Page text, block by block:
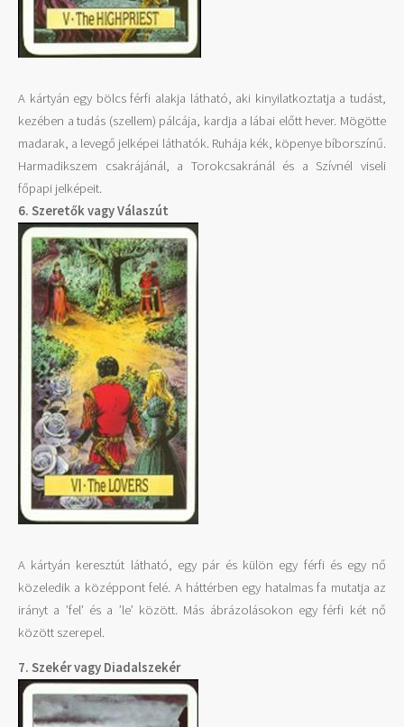
A kártyán egy bölcs férfi alakja látható, aki kinyilatkoztatja a tudást,
kezében a tudás (szellem) pálcája, kardja a lábai előtt hever. Mögötte
madarak, a levegő jelképei láthatók. Ruhája kék, köpenye bíborszínű.
Harmadikszem csakrájánál, a Torokcsakránál és a Szívnél viseli
főpapi jelképeit.
6. Szeretők vagy Válaszút
A kártyán keresztút látható, egy pár és külön egy férfi és egy nő
közeledik a középpont felé. A háttérben egy hatalmas fa mutatja az
irányt a ’fel’ és a ’le’ között. Más ábrázolásokon egy férfi két nő
között szerepel.
7. Szekér vagy Diadalszekér